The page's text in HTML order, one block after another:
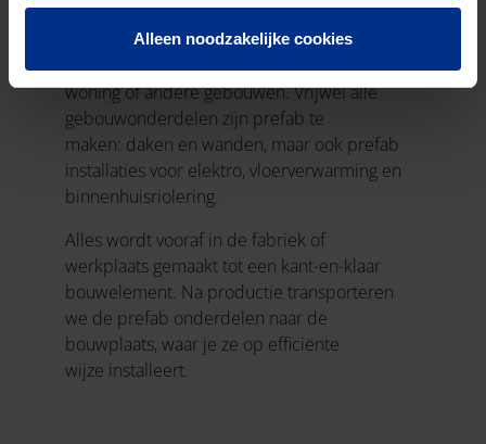
Alleen noodzakelijke cookies
Prefab bouwen - of prefabricage - is het
vooraf off-site produceren
van bouwelementen voor een prefab
woning of andere gebouwen. Vrijwel alle
gebouwonderdelen zijn prefab te
maken: daken en wanden, maar ook prefab
installaties voor elektro, vloerverwarming en
binnenhuisriolering.
Alles wordt vooraf in de fabriek of
werkplaats gemaakt tot een kant-en-klaar
bouwelement. Na productie transporteren
we de prefab onderdelen naar de
bouwplaats, waar je ze op efficiënte
wijze installeert.